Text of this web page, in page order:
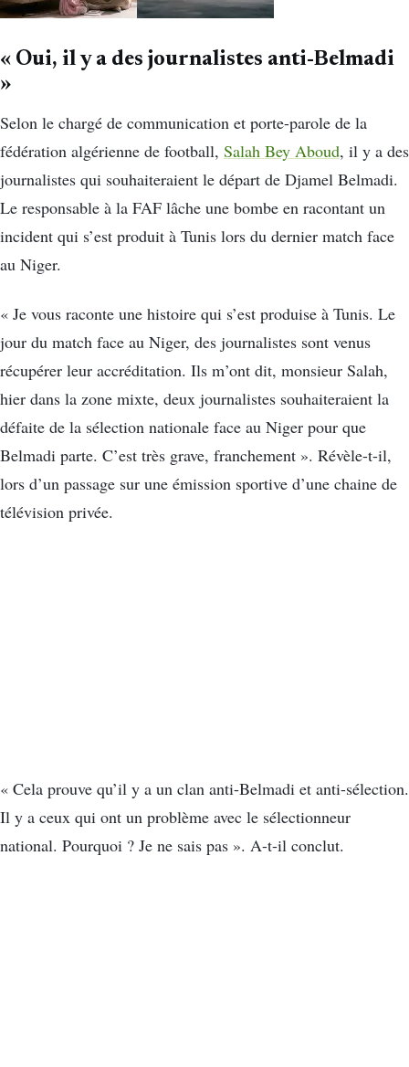
« Oui, il y a des journalistes anti-Belmadi
»
Selon le chargé de communication et porte-parole de la
fédération algérienne de football, Salah Bey Aboud, il y a des
journalistes qui souhaiteraient le départ de Djamel Belmadi.
Le responsable à la FAF lâche une bombe en racontant un
incident qui s’est produit à Tunis lors du dernier match face
au Niger.
« Je vous raconte une histoire qui s’est produise à Tunis. Le
jour du match face au Niger, des journalistes sont venus
récupérer leur accréditation. Ils m’ont dit, monsieur Salah,
hier dans la zone mixte, deux journalistes souhaiteraient la
défaite de la sélection nationale face au Niger pour que
Belmadi parte. C’est très grave, franchement ». Révèle-t-il,
lors d’un passage sur une émission sportive d’une chaine de
télévision privée.
« Cela prouve qu’il y a un clan anti-Belmadi et anti-sélection.
Il y a ceux qui ont un problème avec le sélectionneur
national. Pourquoi ? Je ne sais pas ». A-t-il conclut.